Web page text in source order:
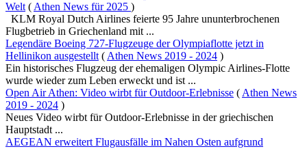
Welt ( Athen News für 2025 )
KLM Royal Dutch Airlines feierte 95 Jahre ununterbrochenen
Flugbetrieb in Griechenland mit ...
Legendäre Boeing 727-Flugzeuge der Olympiaflotte jetzt in
Hellinikon ausgestellt ( Athen News 2019 - 2024 )
Ein historisches Flugzeug der ehemaligen Olympic Airlines-Flotte
wurde wieder zum Leben erweckt und ist ...
Open Air Athen: Video wirbt für Outdoor-Erlebnisse ( Athen News
2019 - 2024 )
Neues Video wirbt für Outdoor-Erlebnisse in der griechischen
Hauptstadt ...
AEGEAN erweitert Flugausfälle im Nahen Osten aufgrund